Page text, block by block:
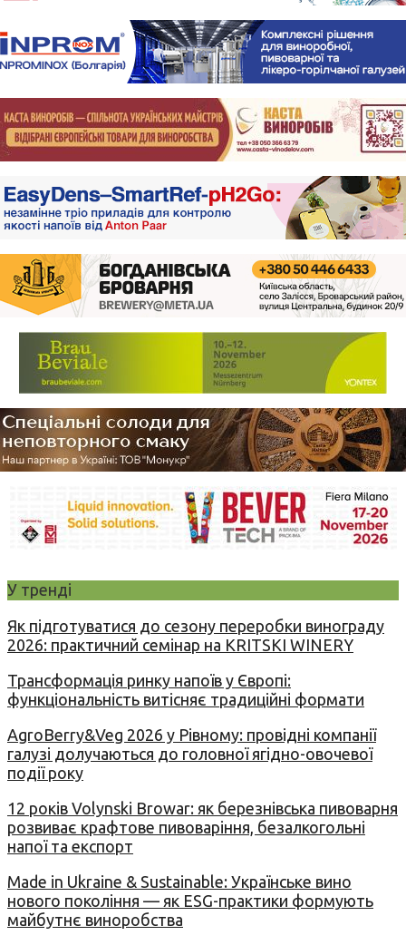
У тренді
Як підготуватися до сезону переробки винограду
2026: практичний семінар на KRITSKI WINERY
Трансформація ринку напоїв у Європі:
функціональність витісняє традиційні формати
AgroBerry&Veg 2026 у Рівному: провідні компанії
галузі долучаються до головної ягідно-овочевої
події року
12 років Volynski Browar: як березнівська пивоварня
розвиває крафтове пивоваріння, безалкогольні
напої та експорт
Made in Ukraine & Sustainable: Українське вино
нового покоління — як ESG-практики формують
майбутнє виноробства